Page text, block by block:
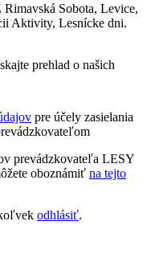
Sobota, Levice,
Aktivity, Lesnícke dni.
prehlad o našich
pre účely zasielania
prevádzkovateľa LESY
oboznámiť na tejto
odhlásiť.